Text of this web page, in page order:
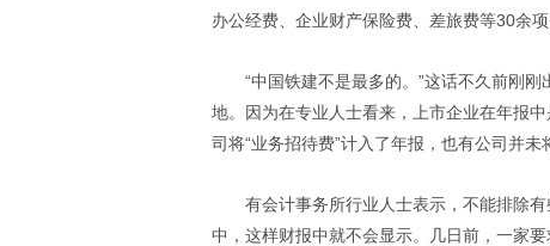
办公经费、企业财产保险费、差旅费等30余
“中国铁建不是最多的。”这话不久前刚
地。因为在专业人士看来，上市企业在年报
司将“业务招待费”计入了年报，也有公司并未
有会计事务所行业人士表示，不能排除
中，这样财报中就不会显示。几日前，一家